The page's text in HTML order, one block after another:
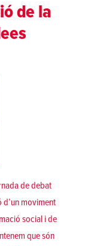
de la
de debat
moviment
social i de
que són